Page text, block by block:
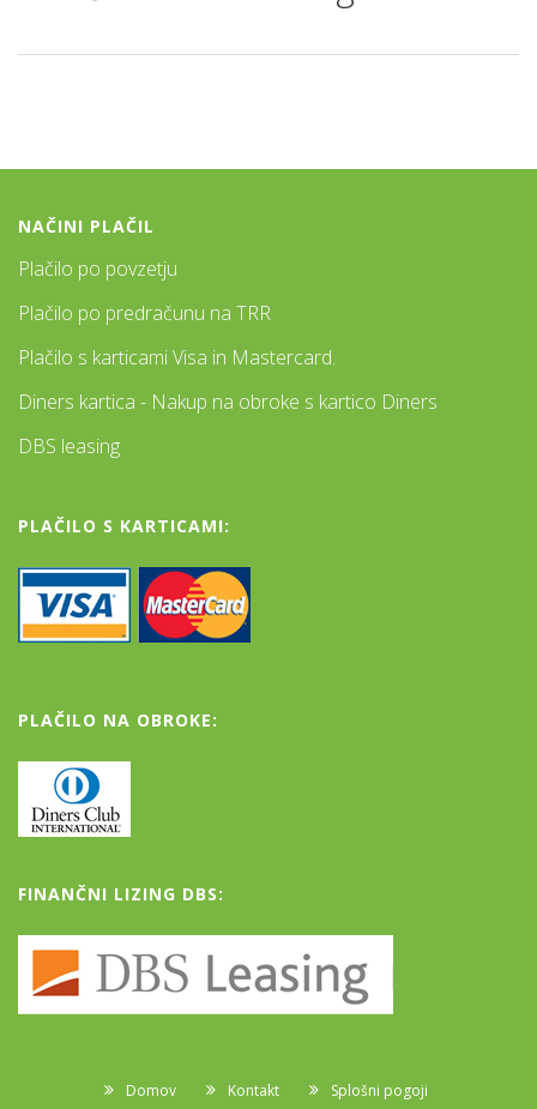
NAČINI PLAČIL
Plačilo po povzetju
Plačilo po predračunu na TRR
Plačilo s karticami Visa in Mastercard.
Diners kartica - Nakup na obroke s kartico Diners
DBS leasing
PLAČILO S KARTICAMI:
PLAČILO NA OBROKE:
FINANČNI LIZING DBS:
Domov Kontakt Splošni pogoji